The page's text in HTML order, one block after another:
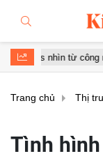
nhìn từ công nợ với
Trang chủ Thị
Tình